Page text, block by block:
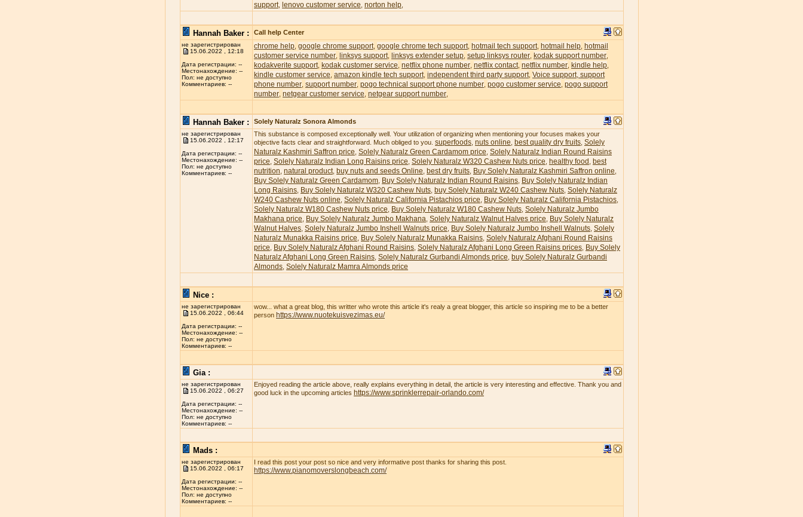
support, lenovo customer service norton help
Hannah Baker : Call help Center
не зарегистрирован
15.06.2022 , 12:18
Дата регистрации: --
Местонахождение: --
Пол: не доступно
Комментариев: --
chrome help google chrome support google chrome tech support hotmail tech support hotmail help hotmail
customer service number
linksys support linksys extender setup setup linksys router kodak support number
kodakverite support kodak customer service netflix phone number netflix contact netflix number kindle help
kindle customer service amazon kindle tech support independent third party support Voice support, support
phone number support number pogo technical support phone number pogo customer service pogo support
number netgear customer service netgear support number
Hannah Baker : Solely Naturalz Sonora Almonds
не зарегистрирован
15.06.2022 , 12:17
Дата регистрации: --
Местонахождение: --
Пол: не доступно
Комментариев: --
This substance is composed exceptionally well. Your utilization of organizing when mentioning your focuses makes your
objective facts clear and straightforward. Much obliged to you. superfoods nuts online best quality dry fruits Solely
Naturalz Kashmiri Saffron price Solely Naturalz Green Cardamom price Solely Naturalz Indian Round Raisins
price Solely Naturalz Indian Long Raisins price Solely Naturalz W320 Cashew Nuts price healthy food
best
nutrition natural product, buy nuts and seeds Online best dry fruits Buy Solely Naturalz Kashmiri Saffron online
Buy Solely Naturalz Green Cardamom Buy Solely Naturalz Indian Round Raisins Buy Solely Naturalz Indian
Long Raisins Buy Solely Naturalz W320 Cashew Nuts buy Solely Naturalz W240 Cashew Nuts Solely Naturalz
W240 Cashew Nuts online Solely Naturalz California Pistachios price Buy Solely Naturalz California Pistachios
Solely Naturalz W180 Cashew Nuts price Buy Solely Naturalz W180 Cashew Nuts Solely Naturalz Jumbo
Makhana price
Buy Solely Naturalz Jumbo Makhana Solely Naturalz Walnut Halves price
Buy Solely Naturalz
Walnut Halves Solely Naturalz Jumbo Inshell Walnuts price Buy Solely Naturalz Jumbo Inshell Walnuts Solely
Naturalz Munakka Raisins price
Buy Solely Naturalz Munakka Raisins Solely Naturalz Afghani Round Raisins
price
Buy Solely Naturalz Afghani Round Raisins Solely Naturalz Afghani Long Green Raisins prices Buy Solely
Naturalz Afghani Long Green Raisins Solely Naturalz Gurbandi Almonds price buy Solely Naturalz Gurbandi
Almonds Solely Naturalz Mamra Almonds price
Nice :
не зарегистрирован
15.06.2022 , 06:44
Дата регистрации: --
Местонахождение: --
Пол: не доступно
Комментариев: --
wow... what a great blog, this writter who wrote this article it's realy a great blogger, this article so inspiring me to be a better
person https://www.nuotekuisvezimas.eu/
Gia :
не зарегистрирован
15.06.2022 , 06:27
Дата регистрации: --
Местонахождение: --
Пол: не доступно
Комментариев: --
Enjoyed reading the article above, really explains everything in detail, the article is very interesting and effective. Thank you and
good luck in the upcoming articles https://www.sprinklerrepair-orlando.com/
Mads :
не зарегистрирован
15.06.2022 , 06:17
Дата регистрации: --
Местонахождение: --
Пол: не доступно
Комментариев: --
I read this post your post so nice and very informative post thanks for sharing this post.
https://www.pianomoverslongbeach.com/